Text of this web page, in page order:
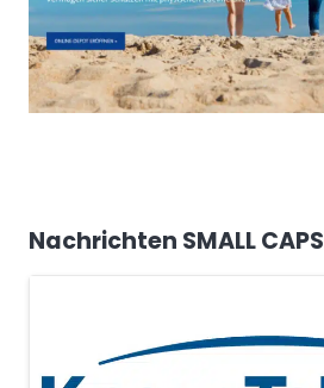
Nachrichten SMALL CAPS